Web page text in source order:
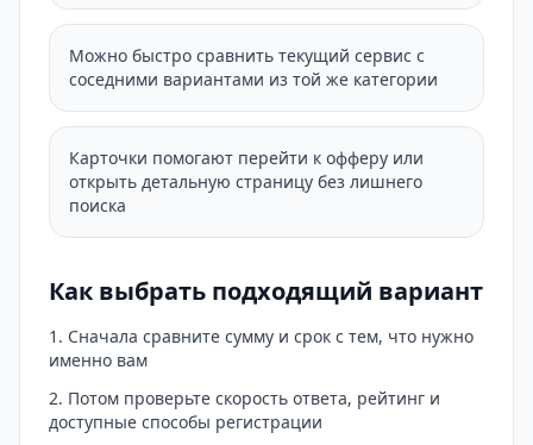
Можно быстро сравнить текущий сервис с
соседними вариантами из той же категории
Карточки помогают перейти к офферу или
открыть детальную страницу без лишнего
поиска
Как выбрать подходящий вариант
Сначала сравните сумму и срок с тем, что нужно
именно вам
Потом проверьте скорость ответа, рейтинг и
доступные способы регистрации